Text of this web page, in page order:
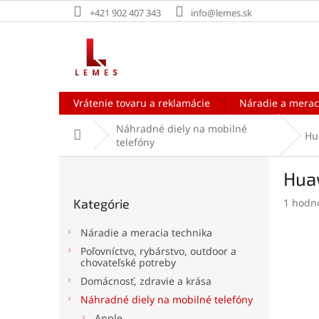
na
+421 902 407 343 info@lemes.sk
Vrátenie tovaru a reklamácie Náradie a
DomovNáhradné diely na mobilné
telefóny
kategórie
Kategórie
Náradie a meracia technika
Poľovníctvo, rybárstvo, outdoor a
chovateľské potreby
Domácnosť, zdravie a krása
Náhradné diely na mobilné telefóny
1